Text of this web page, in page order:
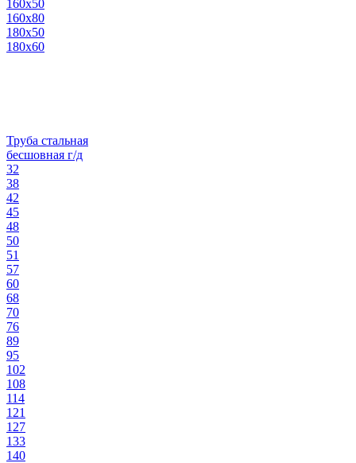
160х50
160х80
180х50
180х60
Труба стальная
бесшовная г/д
32
38
42
45
48
50
51
57
60
68
70
76
89
95
102
108
114
121
127
133
140